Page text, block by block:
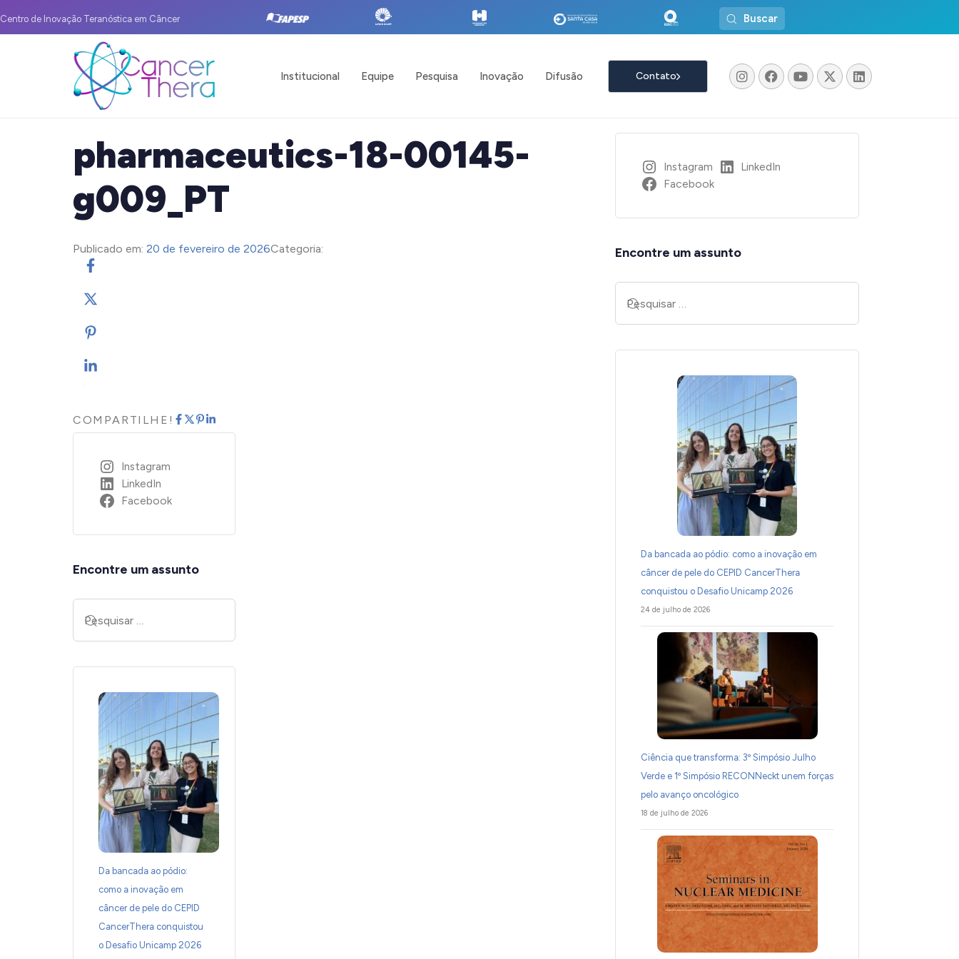
Centro de Inovação Teranóstica em Câncer Buscar
Institucional Equipe Pesquisa Inovação Difusão Contato
pharmaceutics-18-00145-
g009_PT
Publicado em: 20 de fevereiro de 2026Categoria:
COMPARTILHE!
Instagram
LinkedIn
Facebook
Encontre um assunto
Da bancada ao pódio:
como a inovação em
câncer de pele do CEPID
CancerThera conquistou
o Desafio Unicamp 2026
Instagram
LinkedIn
Facebook
Encontre um assunto
Da bancada ao pódio: como a inovação em
câncer de pele do CEPID CancerThera
conquistou o Desafio Unicamp 2026
24 de julho de 2026
Ciência que transforma: 3º Simpósio Julho
Verde e 1º Simpósio RECONNeckt unem forças
pelo avanço oncológico
18 de julho de 2026